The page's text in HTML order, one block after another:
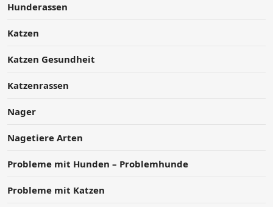
Hunderassen
Katzen
Katzen Gesundheit
Katzenrassen
Nager
Nagetiere Arten
Probleme mit Hunden – Problemhunde
Probleme mit Katzen